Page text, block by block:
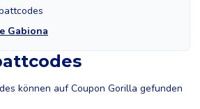
Gabiona
können auf Coupon Gorilla gefunden